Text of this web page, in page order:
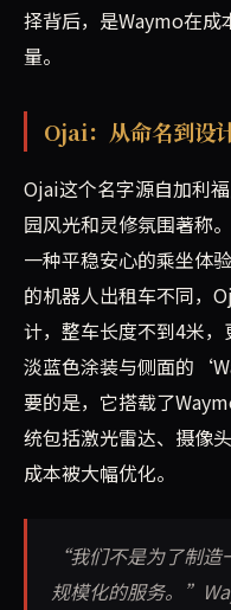
择背后，是Waymo在成
量。
Ojai：从命名到设
Ojai这个名字源自加利
园风光和灵修氛围著称
一种平稳安心的乘坐体
的机器人出租车不同，
计，整车长度不到4米
淡蓝色涂装与侧面的
要的是，它搭载了
统包括激光雷达、摄像
成本被大幅优化。
“我们不是为了制
规模化的服务。